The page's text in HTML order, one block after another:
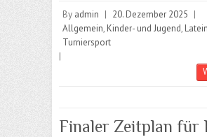
By admin | 20. Dezember 2025 |
Allgemein, Kinder- und Jugend, Latein
Turniersport
|
Finaler Zeitplan für